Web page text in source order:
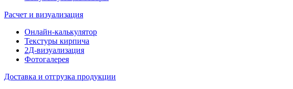
Расчет и визуализация
Онлайн-калькулятор
Текстуры кирпича
2Д-визуализация
Фотогалерея
Доставка и отгрузка продукции